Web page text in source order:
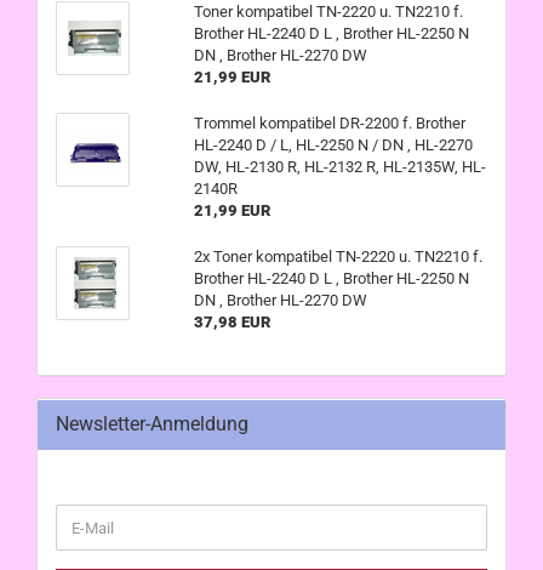
Toner kompatibel TN-2220 u. TN2210 f.
Brother HL-2240 D L , Brother HL-2250 N
DN , Brother HL-2270 DW
21,99 EUR
Trommel kompatibel DR-2200 f. Brother
HL-2240 D / L, HL-2250 N / DN , HL-2270
DW, HL-2130 R, HL-2132 R, HL-2135W, HL-
2140R
21,99 EUR
2x Toner kompatibel TN-2220 u. TN2210 f.
Brother HL-2240 D L , Brother HL-2250 N
DN , Brother HL-2270 DW
37,98 EUR
Newsletter-Anmeldung
ZUR
E-
Mail